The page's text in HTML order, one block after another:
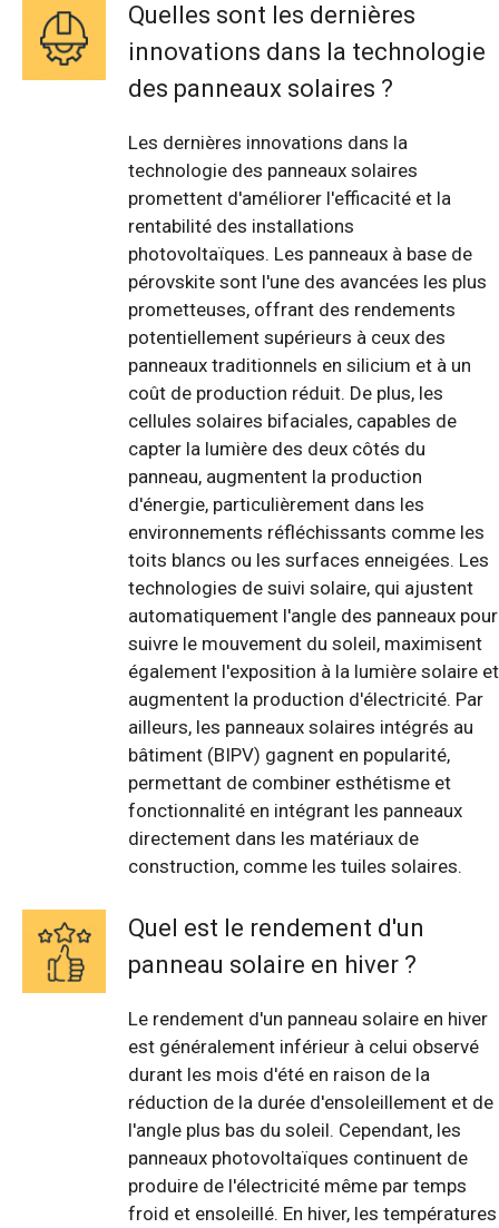
Quelles sont les dernières
innovations dans la technologie
des panneaux solaires ?
Les dernières innovations dans la
technologie des panneaux solaires
promettent d'améliorer l'efficacité et la
rentabilité des installations
photovoltaïques. Les panneaux à base de
pérovskite sont l'une des avancées les plus
prometteuses, offrant des rendements
potentiellement supérieurs à ceux des
panneaux traditionnels en silicium et à un
coût de production réduit. De plus, les
cellules solaires bifaciales, capables de
capter la lumière des deux côtés du
panneau, augmentent la production
d'énergie, particulièrement dans les
environnements réfléchissants comme les
toits blancs ou les surfaces enneigées. Les
technologies de suivi solaire, qui ajustent
automatiquement l'angle des panneaux pour
suivre le mouvement du soleil, maximisent
également l'exposition à la lumière solaire et
augmentent la production d'électricité. Par
ailleurs, les panneaux solaires intégrés au
bâtiment (BIPV) gagnent en popularité,
permettant de combiner esthétisme et
fonctionnalité en intégrant les panneaux
directement dans les matériaux de
construction, comme les tuiles solaires.
Quel est le rendement d'un
panneau solaire en hiver ?
Le rendement d'un panneau solaire en hiver
est généralement inférieur à celui observé
durant les mois d'été en raison de la
réduction de la durée d'ensoleillement et de
l'angle plus bas du soleil. Cependant, les
panneaux photovoltaïques continuent de
produire de l'électricité même par temps
froid et ensoleillé. En hiver, les températures